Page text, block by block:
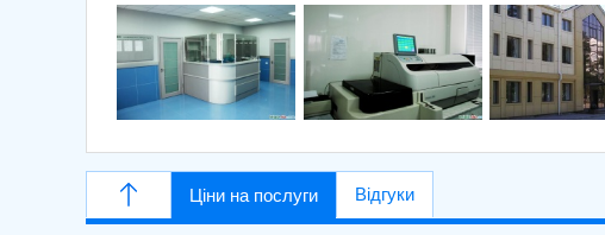
Ціни на послуги Відгуки